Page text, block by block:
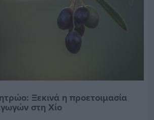
Ξεκινά η προετοιμασία
στη Χίο